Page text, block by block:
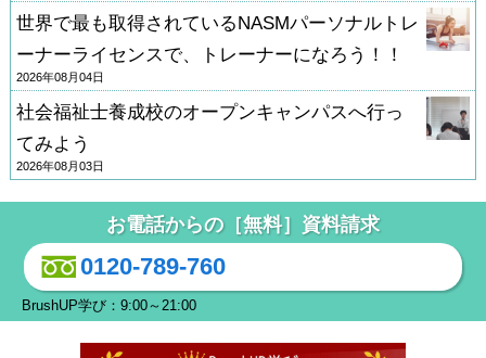
世界で最も取得されているNASMパーソナルトレ
ーナーライセンスで、トレーナーになろう！！
2026年08月04日
社会福祉士養成校のオープンキャンパスへ行っ
てみよう
2026年08月03日
お電話からの［無料］資料請求
0120-789-760
BrushUP学び：9:00～21:00